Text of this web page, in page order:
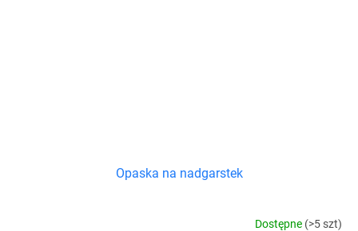
Opaska na nadgarstek
Dostępne (>5 szt)